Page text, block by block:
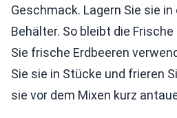
Geschmack. Lagern Sie sie
Behälter. So bleibt die
Sie frische Erdbeeren
Sie sie in Stücke und frieren
sie vor dem Mixen kurz